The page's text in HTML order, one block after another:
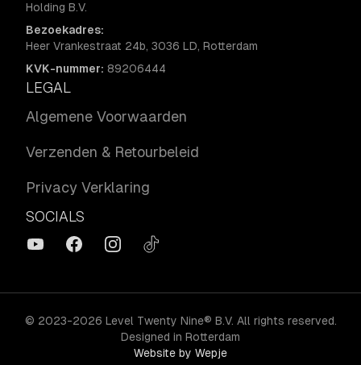
Holding B.V.
Bezoekadres:
Heer Vrankestraat 24b, 3036 LD, Rotterdam
KVK-nummer: 89206444
LEGAL
Algemene Voorwaarden
Verzenden & Retourbeleid
Privacy Verklaring
SOCIALS
YouTubeFacebookInstagramTikTok
© 2023-2026 Level Twenty Nine® B.V. All rights reserved.
Designed in Rotterdam
Website by Wepje